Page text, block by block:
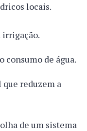
locais.
irrigação.
consumo de água.
reduzem a
de um sistema